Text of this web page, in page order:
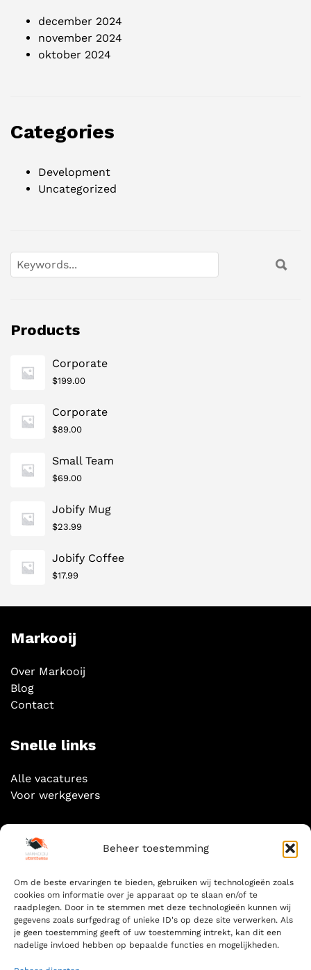
Beheer toestemming
Om de beste ervaringen te bieden, gebruiken wij technologieën zoals
cookies om informatie over je apparaat op te slaan en/of te
raadplegen. Door in te stemmen met deze technologieën kunnen wij
gegevens zoals surfgedrag of unieke ID's op deze site verwerken. Als
je geen toestemming geeft of uw toestemming intrekt, kan dit een
nadelige invloed hebben op bepaalde functies en mogelijkheden.
december 2024
november 2024
oktober 2024
Categories
Development
Uncategorized
ZOEKEN
FOR:
Products
Corporate
$199.00
Corporate
$89.00
Small Team
$69.00
Jobify Mug
$23.99
Jobify Coffee
$17.99
Markooij
Over Markooij
Blog
Contact
Snelle links
Alle vacatures
Voor werkgevers
Socials
Zoeken